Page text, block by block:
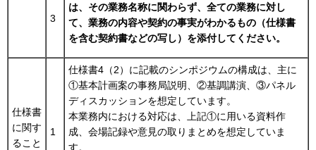
3
は、その業務名称に関わらず、全ての業務に対し
て、業務の内容や契約の事実がわかるもの（仕様書
を含む契約書などの写し）を添付してください。
仕様書
に関す
ること
1
仕様書4（2）に記載のシンポジウムの構成は、主に
①基本計画案の事務局説明、②基調講演、③パネル
ディスカッションを想定しています。
本業務内における対応は、上記①に用いる資料作
成、会場記録や意見の取りまとめを想定していま
す。